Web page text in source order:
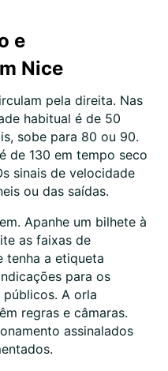
e
Nice
pela direita. Nas
habitual é de 50
sobe para 80 ou 90.
de 130 em tempo seco
sinais de velocidade
ou das saídas.
Apanhe um bilhete à
as faixas de
tenha a etiqueta
para os
A orla
regras e câmaras.
assinalados